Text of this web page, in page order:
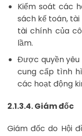
Kiểm soát các
sách kế toán,
tài chính của
lầm.
Được quyền
cung cấp tình
các hoạt động
2.1.3.4. Giám đốc
Giám đốc do Hội